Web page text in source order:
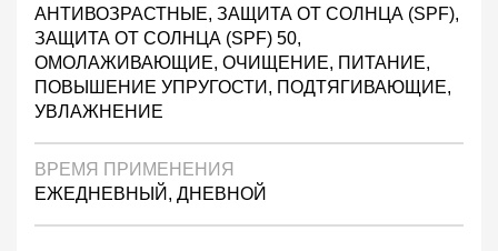
АНТИВОЗРАСТНЫЕ, ЗАЩИТА ОТ СОЛНЦА (SPF),
ЗАЩИТА ОТ СОЛНЦА (SPF) 50,
ОМОЛАЖИВАЮЩИЕ, ОЧИЩЕНИЕ, ПИТАНИЕ,
ПОВЫШЕНИЕ УПРУГОСТИ, ПОДТЯГИВАЮЩИЕ,
УВЛАЖНЕНИЕ
ВРЕМЯ ПРИМЕНЕНИЯ
ЕЖЕДНЕВНЫЙ, ДНЕВНОЙ